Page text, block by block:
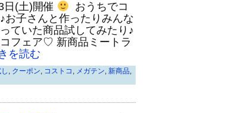
日(土)開催
おうちでコ
お子さんと作ったりみんな
ていた商品試してみたり♪
フェア♡ 新商品ミートラ
を読む
, クーポン, コストコ , メガテン, 新商品,